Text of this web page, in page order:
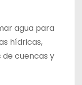
agua para
hídricas,
cuencas y